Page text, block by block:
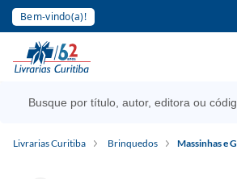
Bem-vindo(a)!
Livrarias Curitiba Brinquedos Massinhas e